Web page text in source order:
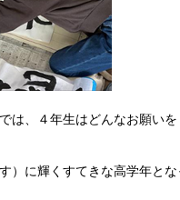
は、４年生はどんなお願いを
）に輝くすてきな高学年とな